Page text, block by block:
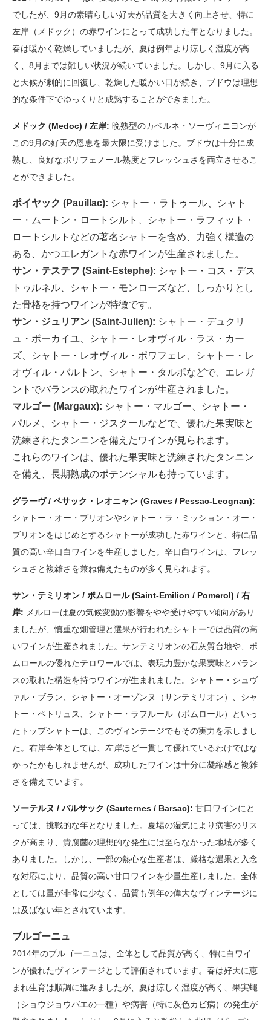
でしたが、9月の素晴らしい好天が品質を大きく向上させ、特に
左岸（メドック）の赤ワインにとって成功した年となりました。
春は暖かく乾燥していましたが、夏は例年より涼しく湿度が高
く、8月までは難しい状況が続いていました。しかし、9月に入る
と天候が劇的に回復し、乾燥した暖かい日が続き、ブドウは理想
的な条件下でゆっくりと成熟することができました。
メドック (Medoc) / 左岸: 晩熟型のカベルネ・ソーヴィニヨンが
この9月の好天の恩恵を最大限に受けました。ブドウは十分に成
熟し、良好なポリフェノール熟度とフレッシュさを両立させるこ
とができました。
ポイヤック (Pauillac): シャトー・ラトゥール、シャト
ー・ムートン・ロートシルト、シャトー・ラフィット・
ロートシルトなどの著名シャトーを含め、力強く構造の
ある、かつエレガントな赤ワインが生産されました。
サン・テステフ (Saint-Estephe): シャトー・コス・デス
トゥルネル、シャトー・モンローズなど、しっかりとし
た骨格を持つワインが特徴です。
サン・ジュリアン (Saint-Julien): シャトー・デュクリ
ュ・ボーカイユ、シャトー・レオヴィル・ラス・カー
ズ、シャトー・レオヴィル・ポワフェレ、シャトー・レ
オヴィル・バルトン、シャトー・タルボなどで、エレガ
ントでバランスの取れたワインが生産されました。
マルゴー (Margaux): シャトー・マルゴー、シャトー・
パルメ、シャトー・ジスクールなどで、優れた果実味と
洗練されたタンニンを備えたワインが見られます。
これらのワインは、優れた果実味と洗練されたタンニン
を備え、長期熟成のポテンシャルも持っています。
グラーヴ / ペサック・レオニャン (Graves / Pessac-Leognan):
シャトー・オー・ブリオンやシャトー・ラ・ミッション・オー・
ブリオンをはじめとするシャトーが成功した赤ワインと、特に品
質の高い辛口白ワインを生産しました。辛口白ワインは、フレッ
シュさと複雑さを兼ね備えたものが多く見られます。
サン・テミリオン / ポムロール (Saint-Emilion / Pomerol) / 右
岸: メルローは夏の気候変動の影響をやや受けやすい傾向があり
ましたが、慎重な畑管理と選果が行われたシャトーでは品質の高
いワインが生産されました。サンテミリオンの石灰質台地や、ポ
ムロールの優れたテロワールでは、表現力豊かな果実味とバラン
スの取れた構造を持つワインが生まれました。シャトー・シュヴ
ァル・ブラン、シャトー・オーゾンヌ（サンテミリオン）、シャ
トー・ペトリュス、シャトー・ラフルール（ポムロール）といっ
たトップシャトーは、このヴィンテージでもその実力を示しまし
た。右岸全体としては、左岸ほど一貫して優れているわけではな
かったかもしれませんが、成功したワインは十分に凝縮感と複雑
さを備えています。
ソーテルヌ / バルサック (Sauternes / Barsac): 甘口ワインにと
っては、挑戦的な年となりました。夏場の湿気により病害のリス
クが高まり、貴腐菌の理想的な発生には至らなかった地域が多く
ありました。しかし、一部の熱心な生産者は、厳格な選果と入念
な対応により、品質の高い甘口ワインを少量生産しました。全体
としては量が非常に少なく、品質も例年の偉大なヴィンテージに
は及ばない年とされています。
ブルゴーニュ
2014年のブルゴーニュは、全体として品質が高く、特に白ワイ
ンが優れたヴィンテージとして評価されています。春は好天に恵
まれ生育は順調に進みましたが、夏は涼しく湿度が高く、果実蠅
（ショウジョウバエの一種）や病害（特に灰色カビ病）の発生が